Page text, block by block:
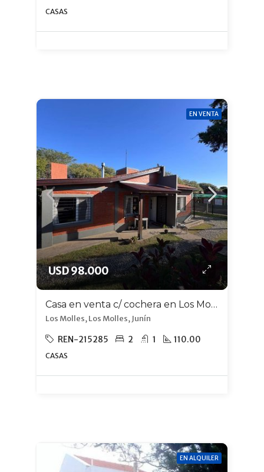
CASAS
EN VENTA
USD 98.000
Casa en venta c/ cochera en Los Molles
Los Molles, Los Molles, Junín
REN-215285 2 1 110.00
CASAS
EN ALQUILER